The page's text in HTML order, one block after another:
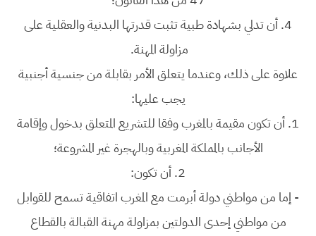
4. أن تدلي بشهادة طبية تثبت قدرتها البدنية والعقلية على
مزاولة المهنة.
علاوة على ذلك، وعندما يتعلق الأمر بقابلة من جنسية أجنبية
يجب عليها:
1. أن تكون مقيمة بالمغرب وفقا للتشريع المتعلق بدخول وإقامة
الأجانب بالمملكة المغربية وبالهجرة غير المشروعة؛
2. أن تكون:
- إما من مواطني دولة أبرمت مع المغرب اتفاقية تسمح للقوابل
من مواطني إحدى الدولتين بمزاولة مهنة القبالة بالقطاع